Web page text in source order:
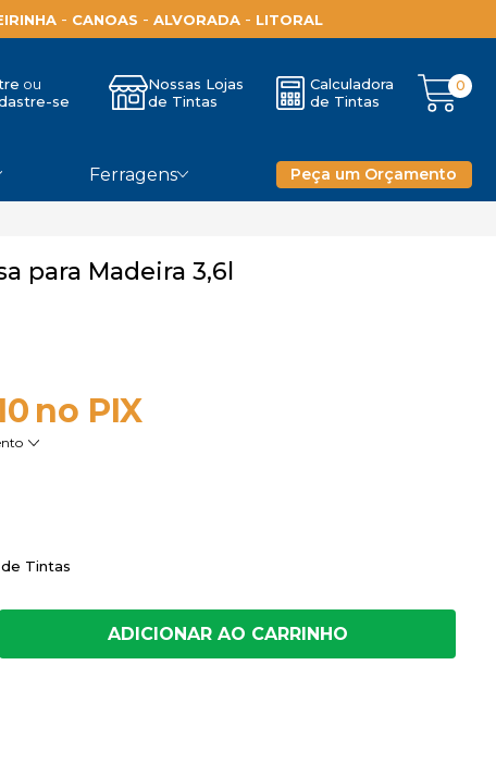
- CANOAS -ALVORADA - LITORAL
se
Nossas Lojas
de Tintas
Calculadora
de Tintas
0
Ferragens Peça um Orçamento
para Madeira 3,6l
Tintas